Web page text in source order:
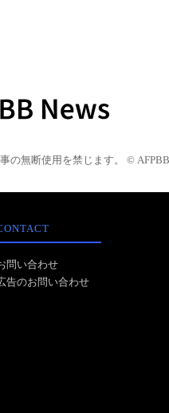
の無断使用を禁じます。 © AFPBB
問い合わせ
告のお問い合わせ